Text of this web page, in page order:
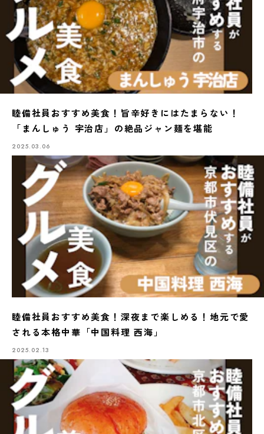
睦備社員おすすめ美食！旨辛好きにはたまらない！
「まんしゅう 宇治店」の絶品ジャン麺を堪能
2025.03.06
睦備社員おすすめ美食！深夜まで楽しめる！地元で愛
される本格中華「中国料理 西海」
2025.02.13